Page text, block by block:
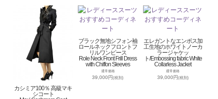
カシミア100％ 高級マキ
シコート
ブラック無地シフォン袖
ロールネックフロントフ
リルワンピース
Role Neck Front Frill Dress
with Chiffon Sleeves
通常価格
39,000円(税別)
エレガントなエンボス加
工生地のホワイトノーカ
ラージャケッ
ト/Embossing fabric White
Collarless Jacket
通常価格
39,000円(税別)